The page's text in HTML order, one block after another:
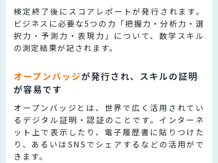
検定終了後にスコアレポートが発行されます。
ビジネスに必要な5つの力「把握力・分析力・選
択力・予測力・表現力」について、数学スキル
の測定結果が記されます。
オープンバッジが発行され、スキルの証明
が容易です
オープンバッジとは、世界で広く活用されてい
るデジタル証明・認証のことです。インターネ
ット上で表示したり、電子履歴書に貼りつけた
り、あるいはSNSでシェアするなどの活用がで
きます。